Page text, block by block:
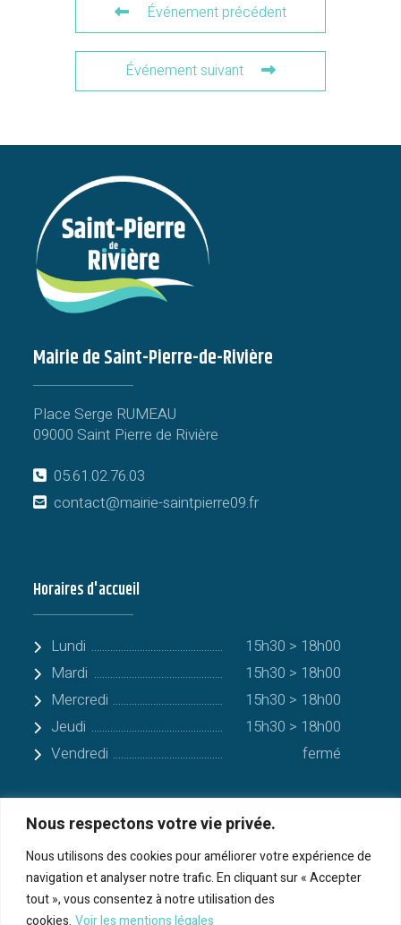
Nous respectons votre vie privée.
Nous utilisons des cookies pour améliorer votre expérience de
navigation et analyser notre trafic. En cliquant sur « Accepter
tout », vous consentez à notre utilisation des
cookies. Voir les mentions légales
Événement précédent
Événement suivant
Mairie de Saint-Pierre-de-Rivière
Place Serge RUMEAU
09000 Saint Pierre de Rivière
05.61.02.76.03
contact@mairie-saintpierre09.fr
Horaires d'accueil
Lundi
15h30 > 18h00
Mardi
15h30 > 18h00
Mercredi
15h30 > 18h00
Jeudi
15h30 > 18h00
Vendredi
fermé
Quelques communes alentours
Serres-sur-Arget